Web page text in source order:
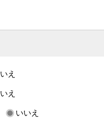
え
え
いいえ